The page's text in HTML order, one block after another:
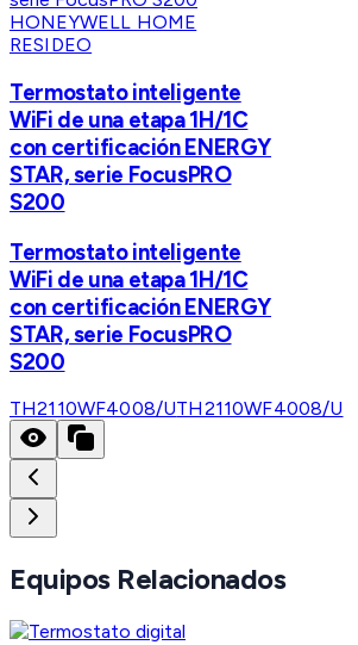
HONEYWELL HOME
RESIDEO
Termostato inteligente
WiFi de una etapa 1H/1C
con certificación ENERGY
STAR, serie FocusPRO
S200
Termostato inteligente
WiFi de una etapa 1H/1C
con certificación ENERGY
STAR, serie FocusPRO
S200
TH2110WF4008/UTH2110WF4008/U
Equipos Relacionados